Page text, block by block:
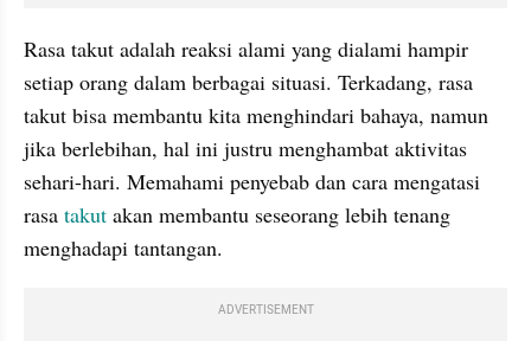
Rasa takut adalah reaksi alami yang dialami hampir
setiap orang dalam berbagai situasi. Terkadang, rasa
takut bisa membantu kita menghindari bahaya, namun
jika berlebihan, hal ini justru menghambat aktivitas
sehari-hari. Memahami penyebab dan cara mengatasi
rasa takut akan membantu seseorang lebih tenang
menghadapi tantangan.
ADVERTISEMENT